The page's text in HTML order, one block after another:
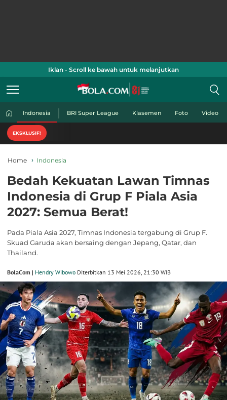
Iklan - Scroll ke bawah untuk melanjutkan
Indonesia BRI Super League Klasemen Foto Video
EKSKLUSIF!
Home Indonesia
Bedah Kekuatan Lawan Timnas
Indonesia di Grup F Piala Asia
2027: Semua Berat!
Pada Piala Asia 2027, Timnas Indonesia tergabung di Grup F.
Skuad Garuda akan bersaing dengan Jepang, Qatar, dan
Thailand.
BolaCom | Hendry Wibowo Diterbitkan 13 Mei 2026, 21:30 WIB